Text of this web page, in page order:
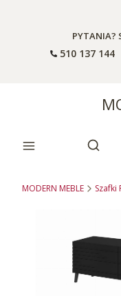
PYTANIA?
510 137 144
MODERN MEBLE Szafki